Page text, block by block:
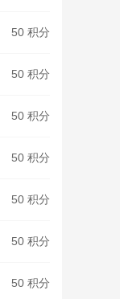
50 积分
50 积分
50 积分
50 积分
50 积分
50 积分
50 积分